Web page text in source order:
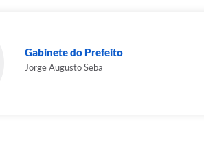
Gabinete do Prefeito
Jorge Augusto Seba